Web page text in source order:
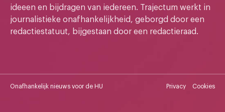
ideeen en bijdragen van iedereen. Trajectum werkt in
journalistieke onafhankelijkheid, geborgd door een
redactiestatuut, bijgestaan door een redactieraad.
Onafhankelijk nieuws voor de HU Privacy Cookies